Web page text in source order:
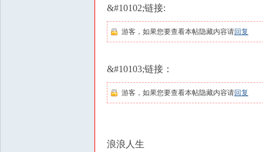
&#10102;链接:
游客，如果您要查看本帖隐藏内容请回复
&#10103;链接：
游客，如果您要查看本帖隐藏内容请回复
浪浪人生